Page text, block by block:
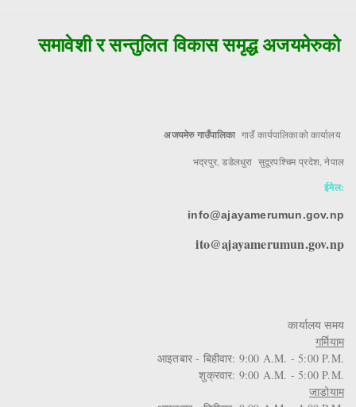
समावेशी र सन्तुलित विकास समृद्ध अजयमेरुको
अजयमेरु गाउँपालिका गाउँ कार्यपालिकाको कार्यालय
भद्रपुर, डडेलधुरा सुदूरपश्चिम प्रदेश, नेपाल
ईमेल:
info@ajayamerumun.gov.np
ito@ajayamerumun.gov.np
कार्यालय समय
गर्मियाम
आइतबार - बिहीवार: 9:00 A.M. - 5:00 P.M.
शुक्रवार: 9:00 A.M. - 5:00 P.M.
जाडोयाम